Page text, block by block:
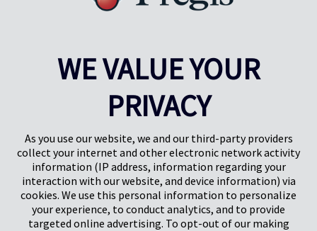
Herts, UK
SG1 2DG
Pregis IQ Centre
Park Forum 1053
Paesi Bassi
Pregis GmbH
Rheinpromenade 13
40789 Monheim am Rhein
WE VALUE YOUR
PRIVACY
As you use our website, we and our third-party providers
collect your internet and other electronic network activity
information (IP address, information regarding your
interaction with our website, and device information) via
cookies. We use this personal information to personalize
your experience, to conduct analytics, and to provide
targeted online advertising. To opt-out of our making